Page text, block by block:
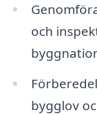
och
bygglov